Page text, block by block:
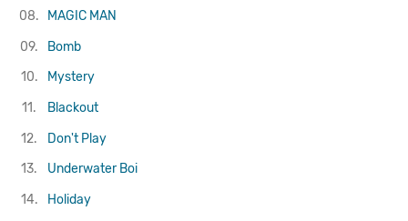
08.
MAGIC MAN
09.
Bomb
10.
Mystery
11.
Blackout
12.
Don't Play
13.
Underwater Boi
14.
Holiday